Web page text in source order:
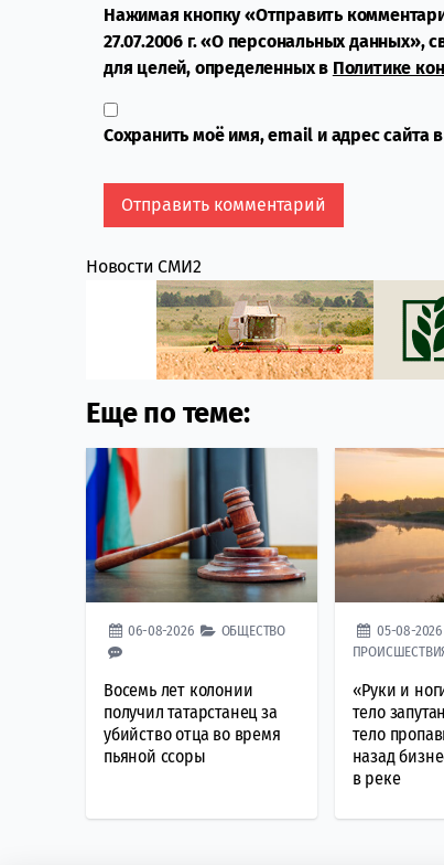
Нажимая кнопку «Отправить
27.07.2006 г. «О персональных данных»,
для целей, определенных в Политике
Сохранить моё имя, email и адрес сайта
Новости СМИ2
Еще по теме:
06-08-2026 ОБЩЕСТВО
Восемь лет колонии
получил татарстанец за
убийство отца во время
пьяной ссоры
05-08-2026
«Руки и
тело
тело
назад
в реке